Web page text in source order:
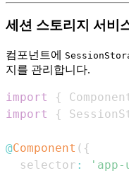
세션 스토리지 서비
컴포넌트에
지를 관리합니다.
import {
import
{
@Component ( {
  selector
: 'app-